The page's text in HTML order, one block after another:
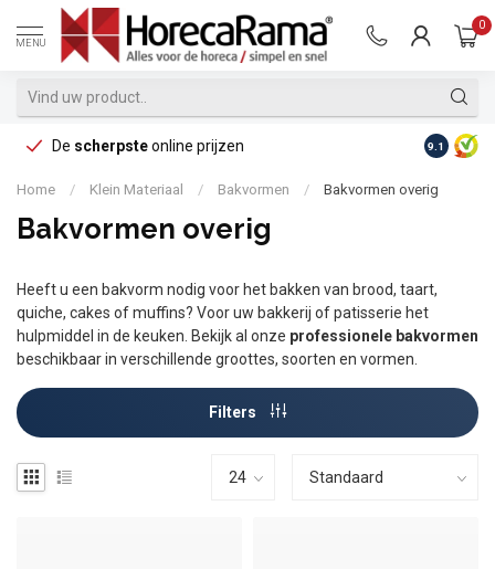
MENU
0
De scherpsteonline prijzen Op
9.1
Home / Klein Materiaal / Bakvormen / Bakvormen overig
Bakvormen overig
Heeft u een bakvorm nodig voor het bakken van brood, taart,
quiche, cakes of muffins? Voor uw bakkerij of patisserie het
hulpmiddel in de keuken. Bekijk al onze professionele bakvormen
beschikbaar in verschillende groottes, soorten en vormen.
Filters